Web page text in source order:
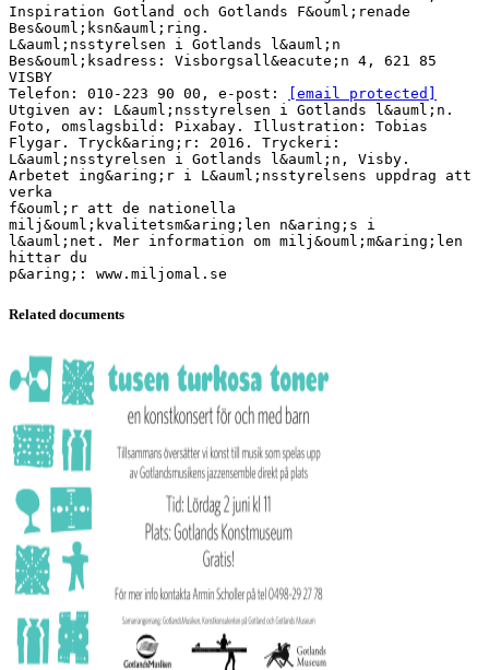
Inspiration Gotland och Gotlands F&ouml;renade
Bes&ouml;ksn&auml;ring.
L&auml;nsstyrelsen i Gotlands l&auml;n
Bes&ouml;ksadress: Visborgsall&eacute;n 4, 621 85
VISBY
Telefon: 010-223 90 00, e-post:
[email protected]
Utgiven av: L&auml;nsstyrelsen i Gotlands l&auml;n.
Foto, omslagsbild: Pixabay. Illustration: Tobias
Flygar. Tryck&aring;r: 2016. Tryckeri:
L&auml;nsstyrelsen i Gotlands l&auml;n, Visby.
Arbetet ing&aring;r i L&auml;nsstyrelsens uppdrag att
verka
f&ouml;r att de nationella
milj&ouml;kvalitetsm&aring;len n&aring;s i
l&auml;net. Mer information om milj&ouml;m&aring;len
hittar du
Related documents